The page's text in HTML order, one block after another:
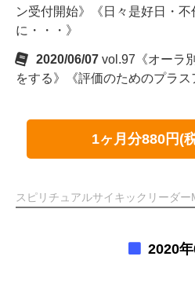
ン受付開始》《日々是好日・
に・・・》
2020/06/07 vol.97《オーラ
をする》《評価のためのプラス
1ヶ月分880円(
スピリチュアルサイキックリーダー
2020年